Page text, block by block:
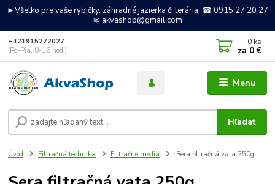
►Všetko pre vaše rybičky, záhradné jazierka či terária. ☎ 0915 27 20 27
✉ akvashop@gmail.com
Menu
Hľadať
+421915272027
(Po-Pia, 8-16 hod.)
0 ks
za 0 €
Úvod Filtračná technika Filtračné médiá Sera filtračná vata 250g